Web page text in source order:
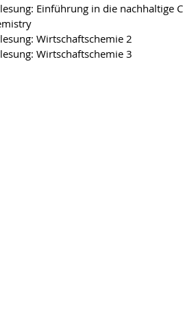
Einführung in die nachhaltige
Wirtschaftschemie 2
Wirtschaftschemie 3